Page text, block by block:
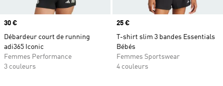
Prix
30 €
Débardeur court de running
adi365 Iconic
Femmes Performance
3 couleurs
Prix
25 €
T-shirt slim 3 bandes Essentials
Bébés
Femmes Sportswear
4 couleurs